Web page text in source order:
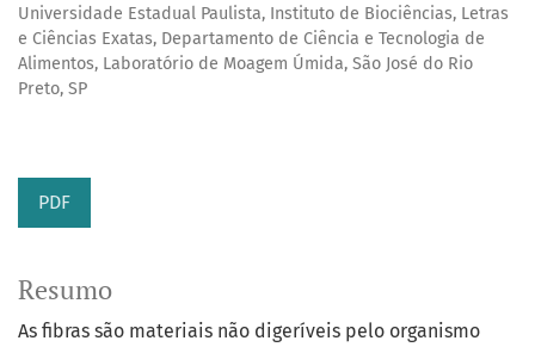
Universidade Estadual Paulista, Instituto de Biociências, Letras
e Ciências Exatas, Departamento de Ciência e Tecnologia de
Alimentos, Laboratório de Moagem Úmida, São José do Rio
Preto, SP
PDF
Resumo
As fibras são materiais não digeríveis pelo organismo